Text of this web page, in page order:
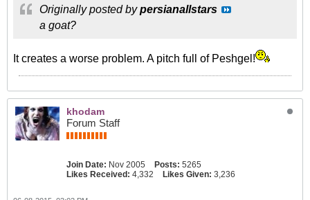
Originally posted bypersianallstars
a goat?
It creates a worse problem. A pitch full of Peshgel!
khodam
Forum Staff
Join Date: Nov 2005 Posts: 5265
Likes Received: 4,332 Likes Given: 3,236